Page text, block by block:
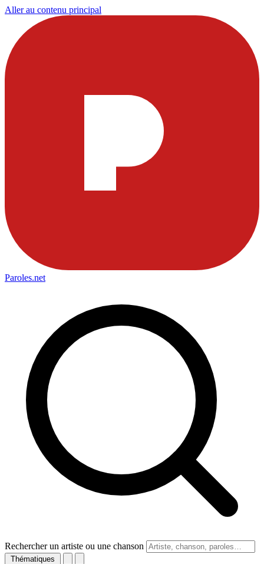
Aller au contenu principal
Paroles.net
Rechercher un artiste ou une chanson
Thématiques